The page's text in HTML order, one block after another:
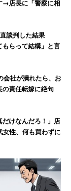
と思うけれ
たい」という意
本当に子どもの
すが、親だけの
業など、「仕事
と疑問が湧くこ
ましたが、教頭
ージにアップす
はいられませ
はあるでしょ
→店長に「警察に相
談判した結果
らって結構」と言
会社が潰れたら、お
責任転嫁に絶句
けなんだろ！」店
女性、何も買わずに